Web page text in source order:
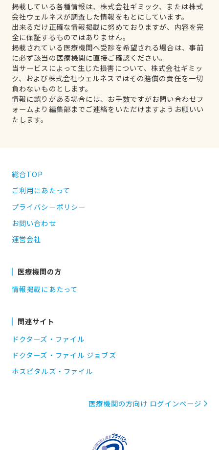
掲載している各種情報は、株式会社ギミック、または株式
会社ウェルネスが調査した情報をもとにしています。
出来るだけ正確な情報掲載に努めておりますが、内容を完
全に保証するものではありません。
掲載されている医療機関へ受診を希望される場合は、事前
に必ず該当の医療機関に直接ご確認ください。
当サービスによって生じた損害について、株式会社ギミッ
ク、および株式会社ウェルネスではその賠償の責任を一切
負わないものとします。
情報に誤りがある場合には、お手数ですがお問い合わせフ
ォームより編集部までご連絡をいただけますようお願いい
たします。
総合TOP
ご利用にあたって
プライバシーポリシー
お問い合わせ
運営会社
医療機関の方
情報掲載にあたって
関連サイト
ドクターズ・ファイル
ドクターズ・ファイル ジョブズ
ホスピタルズ・ファイル
医療機関の方向け ログインページ